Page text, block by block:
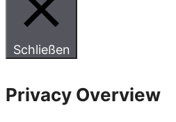
Schließen
Privacy Overview